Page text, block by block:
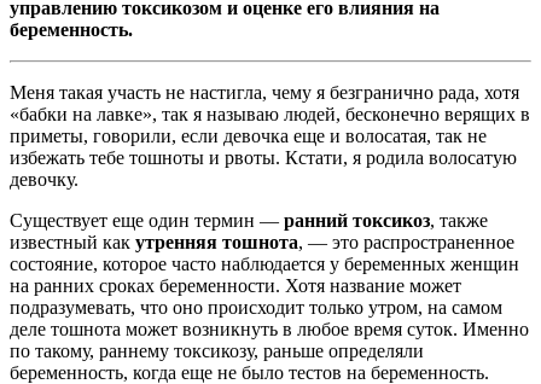
управлению токсикозом и оценке его влияния на
беременность.
Меня такая участь не настигла, чему я безгранично рада, хотя
«бабки на лавке», так я называю людей, бесконечно верящих в
приметы, говорили, если девочка еще и волосатая, так не
избежать тебе тошноты и рвоты. Кстати, я родила волосатую
девочку.
Существует еще один термин — ранний токсикоз, также
известный как утренняя тошнота, — это распространенное
состояние, которое часто наблюдается у беременных женщин
на ранних сроках беременности. Хотя название может
подразумевать, что оно происходит только утром, на самом
деле тошнота может возникнуть в любое время суток. Именно
по такому, раннему токсикозу, раньше определяли
беременность, когда еще не было тестов на беременность.